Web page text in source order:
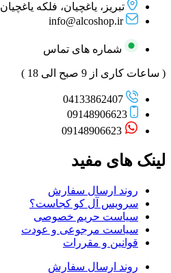
تبریز، یاغچیان، فلکه یاغچیان
info@alcoshop.ir
شماره های تماس
( ساعات کاری از 9 صبح الی 18 )
04133862407
09148906623
09148906623
لینک های مفید
روند ارسال سفارش
سرویس آل کو کجاست؟
سیاست حریم خصوصی
سیاست مرجوعی و عودت
قوانین و مقررات
روند ارسال سفارش